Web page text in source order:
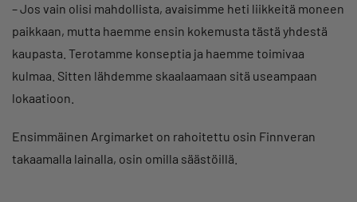
– Jos vain olisi mahdollista, avaisimme heti liikkeitä moneen
paikkaan, mutta haemme ensin kokemusta tästä yhdestä
kaupasta. Terotamme konseptia ja haemme toimivaa
kulmaa. Sitten lähdemme skaalaamaan sitä useampaan
lokaatioon.
Ensimmäinen Argimarket on rahoitettu osin Finnveran
takaamalla lainalla, osin omilla säästöillä.